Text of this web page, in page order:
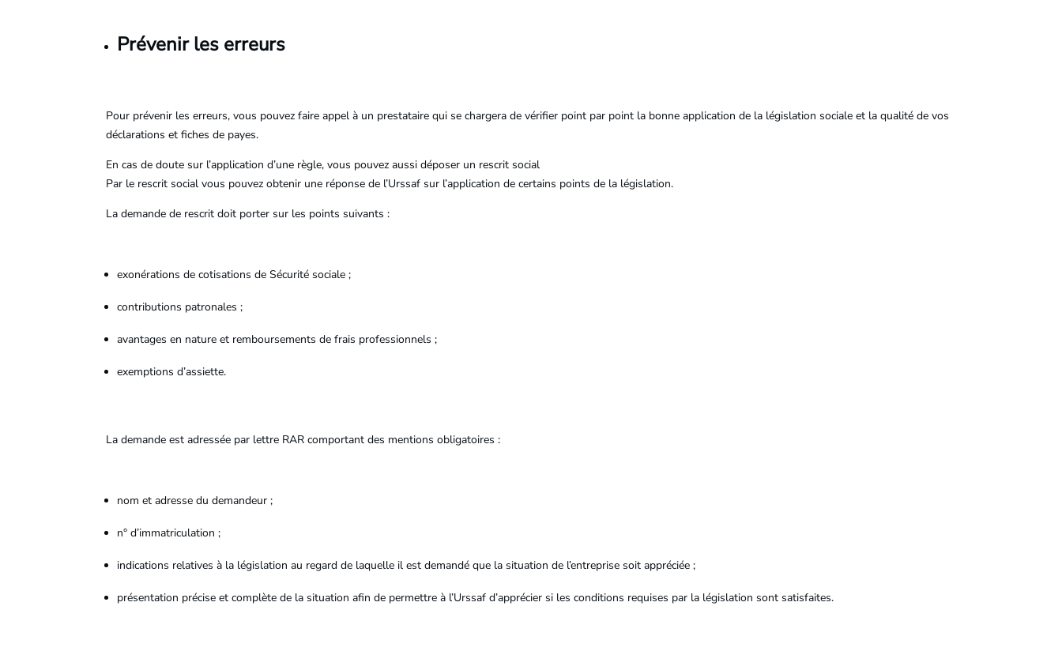
Prévenir les erreurs
Pour prévenir les erreurs, vous pouvez faire appel à un prestataire qui se chargera de vérifier point par point la bonne application de la législation sociale et la qualité de vos
déclarations et fiches de payes.
En cas de doute sur l’application d’une règle, vous pouvez aussi déposer un rescrit social
Par le rescrit social vous pouvez obtenir une réponse de l’Urssaf sur l’application de certains points de la législation.
La demande de rescrit doit porter sur les points suivants :
exonérations de cotisations de Sécurité sociale ;
contributions patronales ;
avantages en nature et remboursements de frais professionnels ;
exemptions d’assiette.
La demande est adressée par lettre RAR comportant des mentions obligatoires :
nom et adresse du demandeur ;
n° d’immatriculation ;
indications relatives à la législation au regard de laquelle il est demandé que la situation de l’entreprise soit appréciée ;
présentation précise et complète de la situation afin de permettre à l’Urssaf d’apprécier si les conditions requises par la législation sont satisfaites.